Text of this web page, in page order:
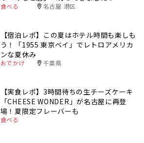
食べる 名古屋 港区
【宿泊レポ】この夏はホテル時間も楽しも
う！「1955 東京ベイ」でレトロアメリカ
ンな夏休み
おでかけ 千葉県
【実食レポ】3時間待ちの生チーズケーキ
「CHEESE WONDER」が名古屋に再登
場！夏限定フレーバーも
食べる